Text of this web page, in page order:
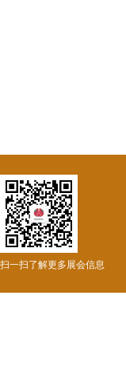
扫一扫了解更多展会信息